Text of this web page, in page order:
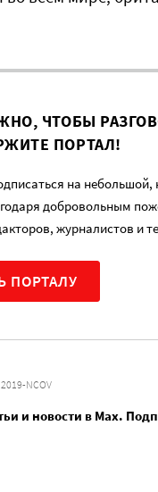
ЧТОБЫ
ПОРТАЛ!
на небольшой,
добровольным
журналистов и
ПОРТАЛУ
NCOV
и новости в Max.